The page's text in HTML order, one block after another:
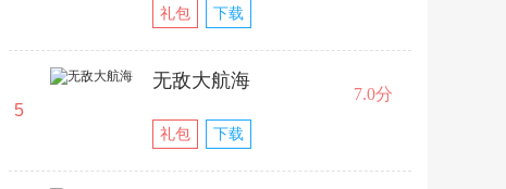
礼包 下载
5
无敌大航海
礼包 下载
7.0分